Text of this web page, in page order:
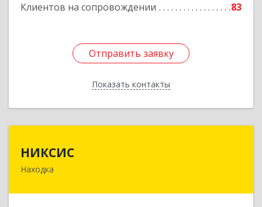
Клиентов на сопровождении 83
Отправить заявку
Показать контакты
Подробнее
Отправить заявку
Назад
НИКСИС
Находка